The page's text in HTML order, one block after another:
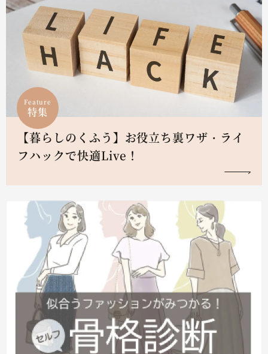
Feature
特集
【暮らしのくふう】お役立ち裏ワザ・ライ
フハックで快適Live！